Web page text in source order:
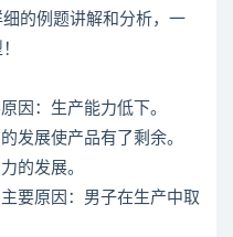
的例题讲解和分析，一
因：生产能力低下。
发展使产品有了剩余。
的发展。
要原因：男子在生产中取